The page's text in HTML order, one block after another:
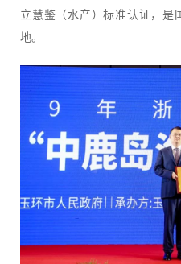
立慧鉴（水产）标准认证，是
地。